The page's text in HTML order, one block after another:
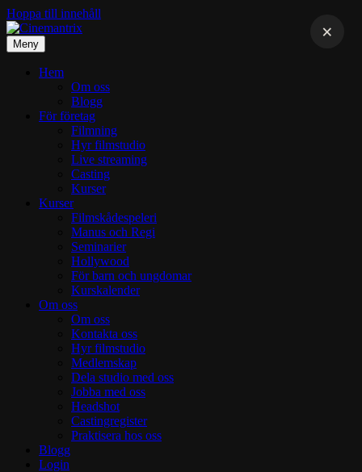
Hoppa till innehåll
Meny
Hem
Om oss
Blogg
För företag
Filmning
Hyr filmstudio
Live streaming
Casting
Kurser
Kurser
Filmskådespeleri
Manus och Regi
Seminarier
Hollywood
För barn och ungdomar
Kurskalender
Om oss
Om oss
Kontakta oss
Hyr filmstudio
Medlemskap
Dela studio med oss
Jobba med oss
Headshot
Castingregister
Praktisera hos oss
Blogg
Login